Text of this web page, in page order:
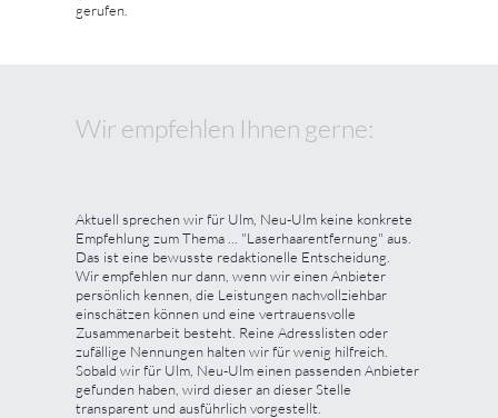
gerufen.
Wir empfehlen Ihnen gerne:
Aktuell sprechen wir für Ulm, Neu-Ulm keine konkrete
Empfehlung zum Thema ... "Laserhaarentfernung" aus.
Das ist eine bewusste redaktionelle Entscheidung.
Wir empfehlen nur dann, wenn wir einen Anbieter
persönlich kennen, die Leistungen nachvollziehbar
einschätzen können und eine vertrauensvolle
Zusammenarbeit besteht. Reine Adresslisten oder
zufällige Nennungen halten wir für wenig hilfreich.
Sobald wir für Ulm, Neu-Ulm einen passenden Anbieter
gefunden haben, wird dieser an dieser Stelle
transparent und ausführlich vorgestellt.